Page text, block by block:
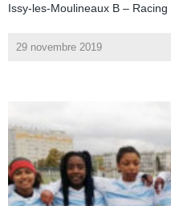
Issy-les-Moulineaux B –
29 novembre 2019